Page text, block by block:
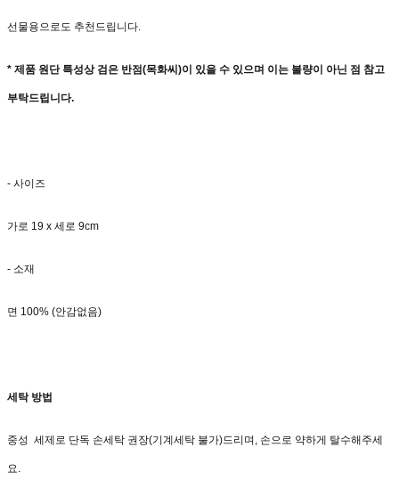
선물용으로도 추천드립니다.
* 제품 원단 특성상 검은 반점(목화씨)이 있을 수 있으며 이는 불량이 아닌 점 참고
부탁드립니다.
- 사이즈
가로 19 x 세로 9cm
- 소재
면 100% (안감없음)
세탁 방법
중성 세제로 단독 손세탁 권장(기계세탁 불가)드리며, 손으로 약하게 탈수해주세
요.